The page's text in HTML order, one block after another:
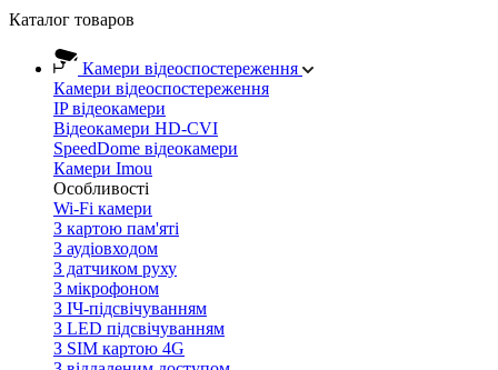
Каталог товаров
Камери відеоспостереження
Камери відеоспостереження
IP відеокамери
Відеокамери HD-CVI
SpeedDome відеокамери
Камери Imou
Особливості
Wi-Fi камери
З картою пам'яті
З аудіовходом
З датчиком руху
З мікрофоном
З ІЧ-підсвічуванням
З LED підсвічуванням
З SIM картою 4G